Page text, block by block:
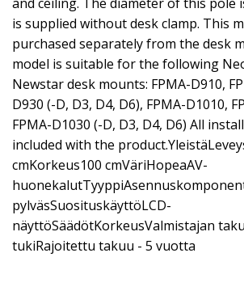
is supplied without desk clamp. This
purchased separately from the desk
model is suitable for the following
Newstar desk mounts: FPMA-D910,
D930 (-D, D3, D4, D6), FPMA-D1010,
FPMA-D1030 (-D, D3, D4, D6) All
included with the
cmKorkeus100 cmVäriHopeaAV-
pylväsSuosituskäyttöLCD-
näyttöSäädötKorkeusValmistajan
tukiRajoitettu takuu - 5 vuotta